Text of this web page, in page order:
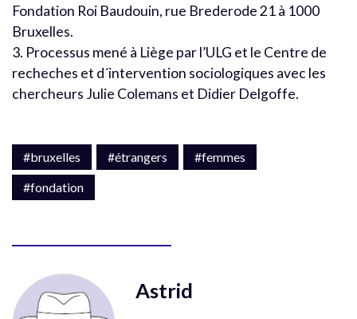
Fondation Roi Baudouin, rue Brederode 21 à 1000
Bruxelles.
3. Processus mené à Liège par l’ULG et le Centre de
recheches et d´intervention sociologiques avec les
chercheurs Julie Colemans et Didier Delgoffe.
#bruxelles #étrangers
#femmes
#fondation
Astrid